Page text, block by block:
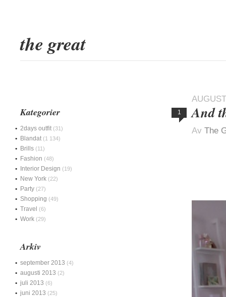
the great
1 And
Av The
Kategorier
2days outfit (31)
Blandat (1 134)
Brills (11)
Fashion (48)
Interior Design (19)
New York (22)
Party (27)
Shopping (49)
Travel (6)
Work (29)
Arkiv
september 2013 (4)
augusti 2013 (2)
juli 2013 (6)
juni 2013 (25)